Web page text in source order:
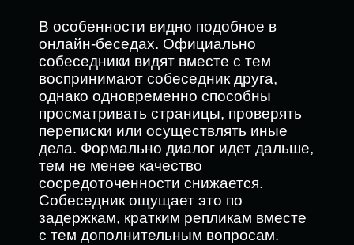
В особенности видно подобное в
онлайн-беседах. Официально
собеседники видят вместе с тем
воспринимают собеседник друга,
однако одновременно способны
просматривать страницы, проверять
переписки или осуществлять иные
дела. Формально диалог идет дальше,
тем не менее качество
сосредоточенности снижается.
Собеседник ощущает это по
задержкам, кратким репликам вместе
с тем дополнительным вопросам.